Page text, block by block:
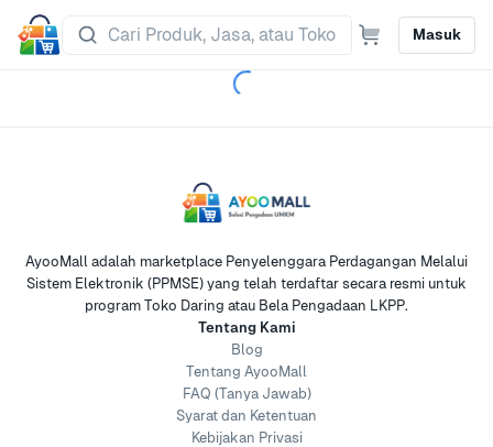
Masuk
AyooMall adalah marketplace Penyelenggara Perdagangan Melalui
Sistem Elektronik (PPMSE) yang telah terdaftar secara resmi untuk
program Toko Daring atau Bela Pengadaan LKPP.
Tentang Kami
Blog
Tentang AyooMall
FAQ (Tanya Jawab)
Syarat dan Ketentuan
Kebijakan Privasi